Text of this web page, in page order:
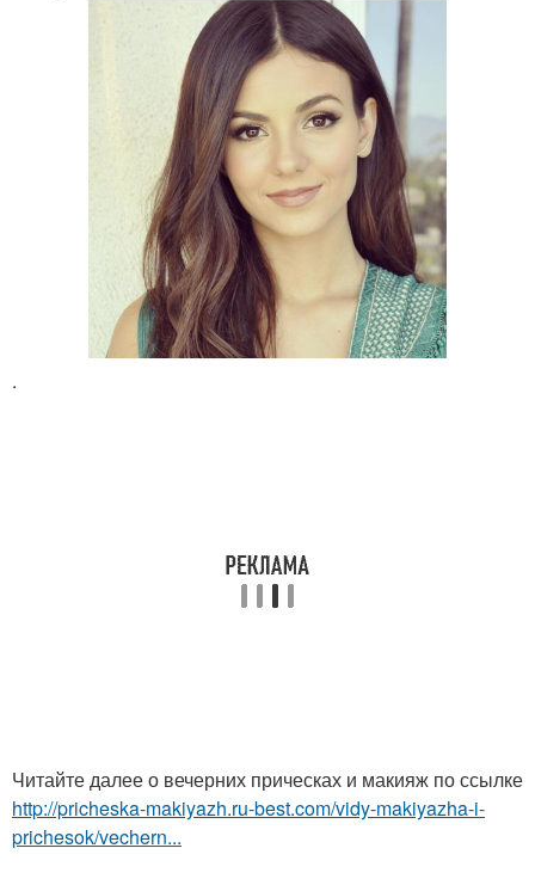
.
Читайте далее о вечерних прическах и макияж по ссылке
http://pricheska-makiyazh.ru-best.com/vidy-makiyazha-i-
prichesok/vechern...